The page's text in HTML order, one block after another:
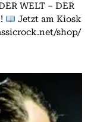
WELT – DER
Jetzt am Kiosk
shop/